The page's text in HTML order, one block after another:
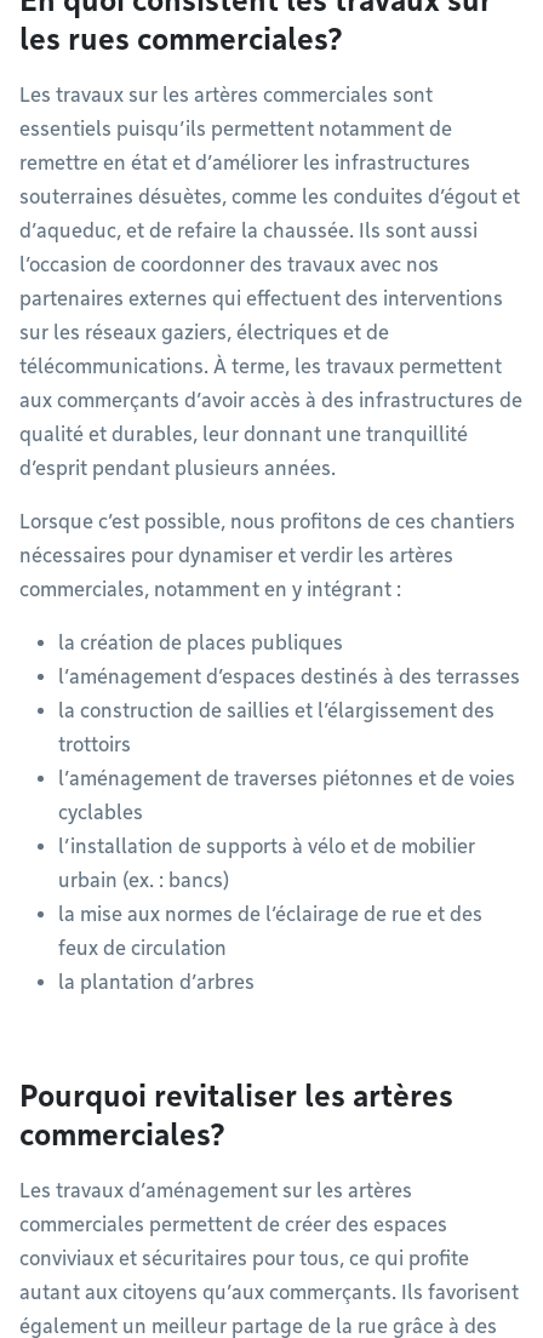
les rues commerciales?
Les travaux sur les artères commerciales sont
essentiels puisqu’ils permettent notamment de
remettre en état et d’améliorer les infrastructures
souterraines désuètes, comme les conduites d’égout et
d’aqueduc, et de refaire la chaussée. Ils sont aussi
l’occasion de coordonner des travaux avec nos
partenaires externes qui effectuent des interventions
sur les réseaux gaziers, électriques et de
télécommunications. À terme, les travaux permettent
aux commerçants d’avoir accès à des infrastructures de
qualité et durables, leur donnant une tranquillité
d’esprit pendant plusieurs années.
Lorsque c’est possible, nous profitons de ces chantiers
nécessaires pour dynamiser et verdir les artères
commerciales, notamment en y intégrant :
la création de places publiques
l’aménagement d’espaces destinés à des terrasses
la construction de saillies et l’élargissement des
trottoirs
l’aménagement de traverses piétonnes et de voies
cyclables
l’installation de supports à vélo et de mobilier
urbain (ex. : bancs)
la mise aux normes de l’éclairage de rue et des
feux de circulation
la plantation d’arbres
Pourquoi revitaliser les artères
commerciales?
Les travaux d’aménagement sur les artères
commerciales permettent de créer des espaces
conviviaux et sécuritaires pour tous, ce qui profite
autant aux citoyens qu’aux commerçants. Ils favorisent
également un meilleur partage de la rue grâce à des